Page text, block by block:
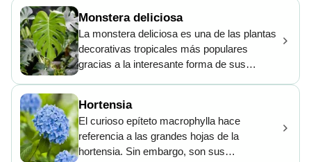
que se diferencian en el color, desde verde
hasta rojo, y en el sabor, que va de dulce a
picante. El pimiento es apreciado en la
cocina del mundo entero.
Monstera deliciosa
La monstera deliciosa es una de las plantas
decorativas tropicales más populares
gracias a la interesante forma de sus
Luego, dan paso a un fruto que
asombrosamente puede tardar hasta un año
en madurar. Sus raíces son fuertes y sirven
para hacer cestas.
Hortensia
El curioso epíteto macrophylla hace
referencia a las grandes hojas de la
hortensia. Sin embargo, son sus